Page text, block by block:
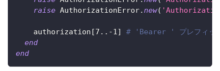
raise AuthorizationError. new(
    authorization
[7. . -1 ]
# 'Bearer ' プレフィッ
end
end